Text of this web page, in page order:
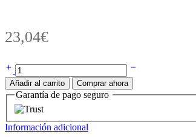
23,04€
Ref.
404
18k
Roscas
bola
universal
cantidad
Añadir al carrito Comprar ahora
Garantía de pago seguro
Información adicional